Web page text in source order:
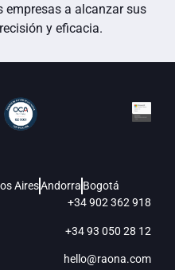
a alcanzar sus
y eficacia.
AiresAndorra Bogotá
+34 902 362 918
+34 93 050 28 12
hello@raona.com